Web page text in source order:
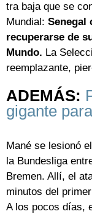
tra baja que se
Mundial: Senegal
recuperarse de
Mundo. La
reemplazante,
ADEMÁS:
gigante
Mané se lesionó
la Bundesliga
Bremen. Allí, el
minutos del
A los pocos días,